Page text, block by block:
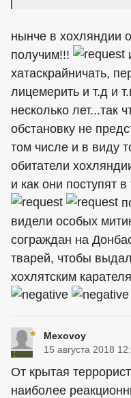
нынче в хохляндии
получим!!!
хатаскрайничать,
лицемерить и т.д и
несколько лет...так
обстановку не
том числе и в виду
обитатели
и как они поступят
видели особых
сограждан на
тварей, чтобы
хохлятским
Mexovoy
15 августа 2018
От крытая
наиболее